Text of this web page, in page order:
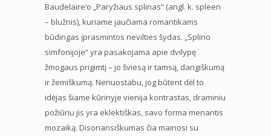
Baudelaire‘o „Paryžiaus splinas“ (angl. k. spleen
– blužnis), kuriame jaučiama romantikams
būdingas įprasmintos nevilties šydas. „Splino
simfonijoje“ yra pasakojama apie dvilypę
žmogaus prigimtį – jo šviesą ir tamsą, dangiškumą
ir žemiškumą. Nenuostabu, jog būtent dėl to
idėjas šiame kūrinyje vienija kontrastas, draminiu
požiūriu jis yra eklektiškas, savo forma menantis
mozaiką. Disonansiškumas čia mainosi su